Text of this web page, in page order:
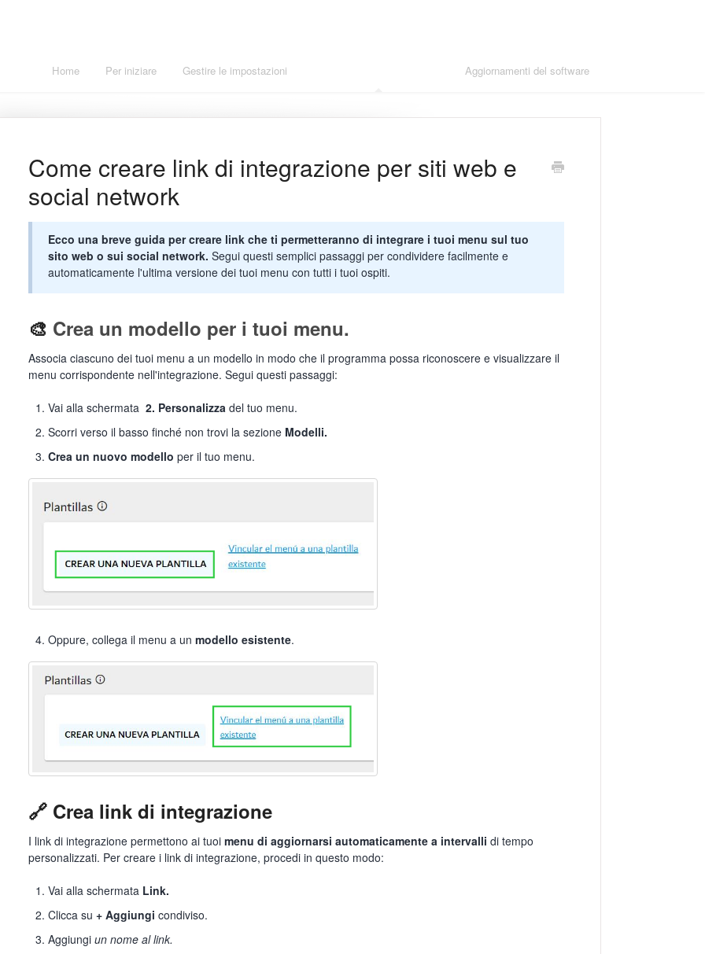
Home Per iniziare Gestire le impostazioni Aggiornamenti del software
Come creare link di integrazione per siti web e
social network
Ecco una breve guida per creare link che ti permetteranno di integrare i tuoi menu sul tuo
sito web o sui social network. Segui questi semplici passaggi per condividere facilmente e
automaticamente l'ultima versione dei tuoi menu con tutti i tuoi ospiti.
🎨 Crea un modello per i tuoi menu.
Associa ciascuno dei tuoi menu a un modello in modo che il programma possa riconoscere e visualizzare il
menu corrispondente nell'integrazione. Segui questi passaggi:
Vai alla schermata 2. Personalizza del tuo menu.
Scorri verso il basso finché non trovi la sezione Modelli.
Crea un nuovo modello per il tuo menu.
Oppure, collega il menu a un modello esistente.
🔗 Crea link di integrazione
I link di integrazione permettono ai tuoi menu di aggiornarsi automaticamente a intervalli di tempo
personalizzati. Per creare i link di integrazione, procedi in questo modo:
Vai alla schermata Link.
Clicca su + Aggiungi condiviso.
Aggiungi un nome al link.